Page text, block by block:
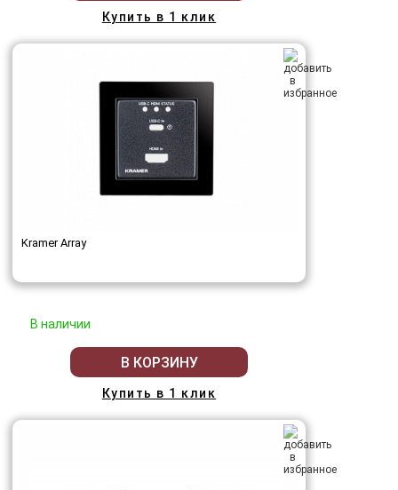
Купить в 1 клик
Kramer Array
В наличии
В КОРЗИНУ
Купить в 1 клик